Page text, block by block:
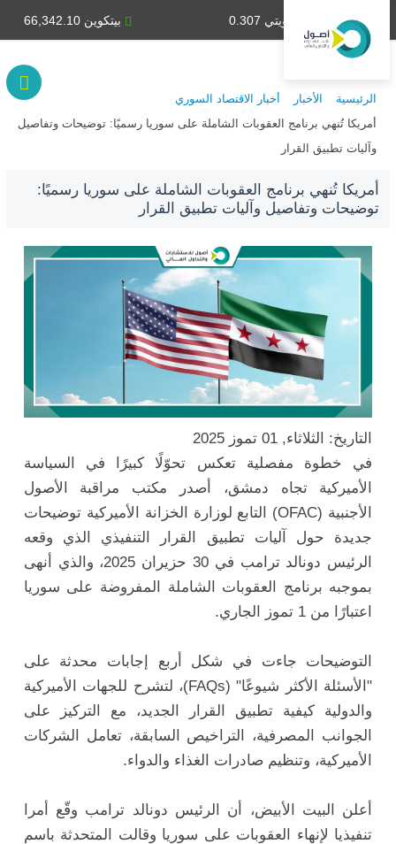
بيتكوين 66,342.10 دينار كويتي 0.307
الرئيسية الأخبار
أخبار الاقتصاد السوري
أمريكا تُنهي برنامج العقوبات الشاملة على سوريا رسميًا: توضيحات وتفاصيل
وآليات تطبيق القرار
أمريكا تُنهي برنامج العقوبات الشاملة على سوريا رسميًا:
توضيحات وتفاصيل وآليات تطبيق القرار
التاريخ: الثلاثاء, 01 تموز 2025
في خطوة مفصلية تعكس تحوّلًا كبيرًا في السياسة
الأميركية تجاه دمشق، أصدر مكتب مراقبة الأصول
الأجنبية (OFAC) التابع لوزارة الخزانة الأميركية توضيحات
جديدة حول آليات تطبيق القرار التنفيذي الذي وقعه
الرئيس دونالد ترامب في 30 حزيران 2025، والذي أنهى
بموجبه برنامج العقوبات الشاملة المفروضة على سوريا
اعتبارًا من 1 تموز الجاري.
التوضيحات جاءت في شكل أربع إجابات محدثة على
"الأسئلة الأكثر شيوعًا" (FAQs)، لتشرح للجهات الأميركية
والدولية كيفية تطبيق القرار الجديد، مع التركيز على
الجوانب المصرفية، التراخيص السابقة، تعامل الشركات
الأميركية، وتنظيم صادرات الغذاء والدواء.
أعلن البيت الأبيض، أن الرئيس دونالد ترامب وقّع أمرا
تنفيذيا لإنهاء العقوبات على سوريا وقالت المتحدثة باسم